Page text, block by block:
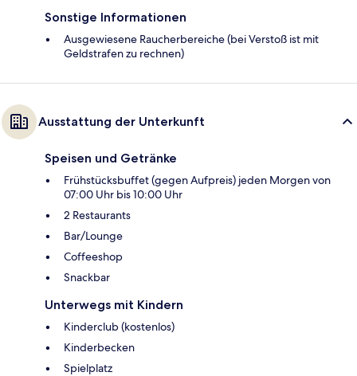
Sonstige Informationen
Ausgewiesene Raucherbereiche (bei Verstoß ist mit
Geldstrafen zu rechnen)
Ausstattung der Unterkunft
Speisen und Getränke
Frühstücksbuffet (gegen Aufpreis) jeden Morgen von
07:00 Uhr bis 10:00 Uhr
2 Restaurants
Bar/Lounge
Coffeeshop
Snackbar
Unterwegs mit Kindern
Kinderclub (kostenlos)
Kinderbecken
Spielplatz